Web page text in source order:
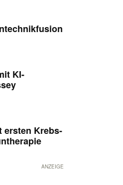
KI-
ersten Krebs-
ANZEIGE